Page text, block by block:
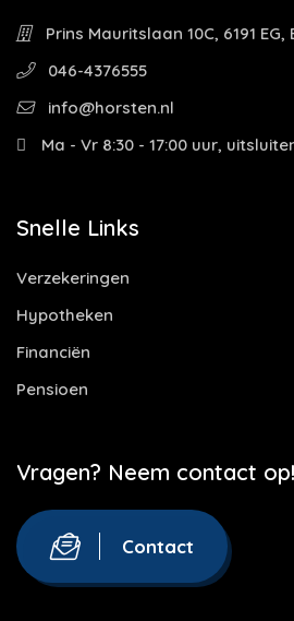
Prins Mauritslaan 10C, 6191 EG,
046-4376555
info@horsten.nl
Ma - Vr 8:30 - 17:00 uur,
Snelle Links
Verzekeringen
Hypotheken
Financiën
Pensioen
Vragen? Neem contact op!
Contact